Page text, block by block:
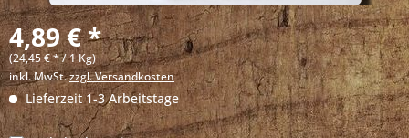
4,89 € *
(24,45 € * / 1 Kg)
inkl. MwSt.zzgl. Versandkosten
Lieferzeit 1-3 Arbeitstage